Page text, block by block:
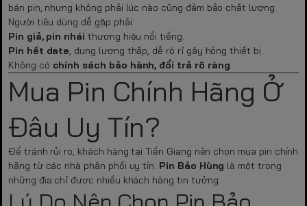
bán pin, nhưng không phải lúc nào cũng đảm bảo chất lượng.
Người tiêu dùng dễ gặp phải:
Pin giả, pin nhái thương hiệu nổi tiếng.
Pin hết date, dung lượng thấp, dễ rò rỉ gây hỏng thiết bị.
Không có chính sách bảo hành, đổi trả rõ ràng.
Mua Pin Chính Hãng Ở
Đâu Uy Tín?
Để tránh rủi ro, khách hàng tại Tiền Giang nên chọn mua pin chính
hãng từ các nhà phân phối uy tín. Pin Bảo Hùng là một trong
những địa chỉ được nhiều khách hàng tin tưởng: